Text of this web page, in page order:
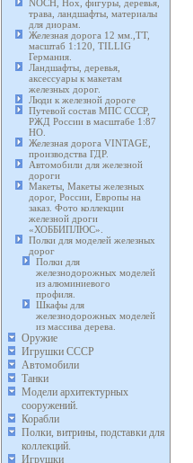
NOCH, Нох, фигуры, деревья,
трава, ландшафты, материалы
для диорам.
Железная дорога 12 мм.,TT,
масштаб 1:120, TILLIG
Германия.
Ландшафты, деревья,
аксессуары к макетам
железных дорог.
Люди к железной дороге
Путевой состав МПС СССР,
РЖД России в масштабе 1:87
HO.
Железная дорога VINTAGE,
производства ГДР.
Автомобили для железной
дороги
Макеты, Макеты железных
дорог, России, Европы на
заказ. Фото коллекции
железной дроги
«ХОББИПЛЮС».
Полки для моделей железных
дорог
Полки для
железнодорожных моделей
из алюминиевого
профиля.
Шкафы для
железнодорожных моделей
из массива дерева.
Оружие
Игрушки СССР
Автомобили
Танки
Модели архитектурных
сооружений.
Корабли
Полки, витрины, подставки для
коллекций.
Игрушки